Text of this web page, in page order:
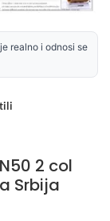
realno i odnosi se
2 col
Srbija